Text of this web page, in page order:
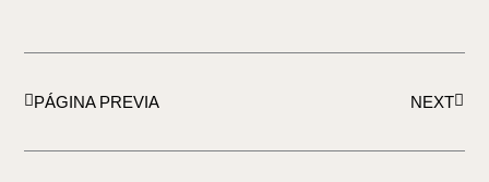
PÁGINA PREVIA
NEXT